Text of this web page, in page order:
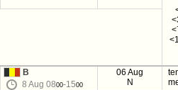
B
8 Aug 0800-1500
06 Aug
N